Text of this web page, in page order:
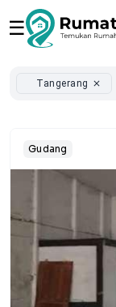
☰
Tangerang close
Gudang